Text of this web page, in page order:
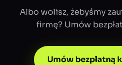
Albo wolisz, żebyśmy
firmę? Umów
Umów bezpłatną